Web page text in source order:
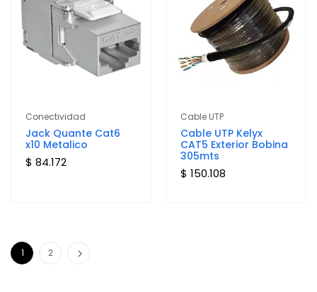
Conectividad
Jack Quante Cat6
x10 Metalico
$ 84.172
Cable UTP
Cable UTP Kelyx
CAT5 Exterior Bobina
305mts
$ 150.108
1 2